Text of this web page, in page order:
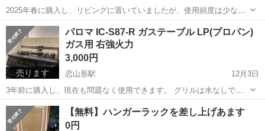
2025年春に購入し、リビングに置いていましたが、使用頻度は少なく
比較的きれいな状態です。 目立つ汚れや破損はありませんが、あくま
で中古品となりますので、ご理解いただける方にお譲りできればと思
います。 こちらは無...
京都 京都市
売ります
パロマ IC-S87-R ガステーブル LP(プロパン)
ガス用 右強火力
3,000円
恋山形駅
12月3日
3年前に購入し、現在も問題なく使用できます。 グリルは水なしで
す。 全体的に落としきれない汚れ、傷があります。 素人検品ですので
見落としがある場合がございます。 使用済みということをご理解いた
だける方のみお願いします...
鳥取 八頭郡 恋山形駅 その他 パロマ
【無料】ハンガーラックを差し上げあます
0円